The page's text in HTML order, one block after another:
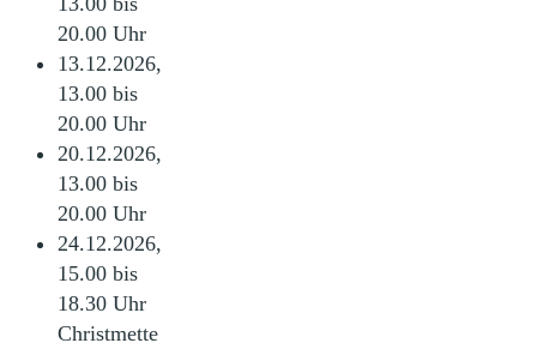
20.00 Uhr
13.12.2026,
13.00 bis
20.00 Uhr
20.12.2026,
13.00 bis
20.00 Uhr
24.12.2026,
15.00 bis
18.30 Uhr
Christmette